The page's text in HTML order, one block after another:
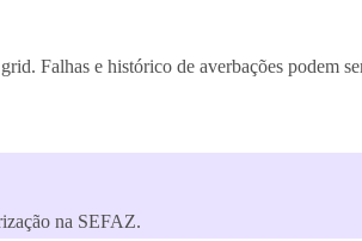
Falhas e histórico de averbações podem
na SEFAZ.